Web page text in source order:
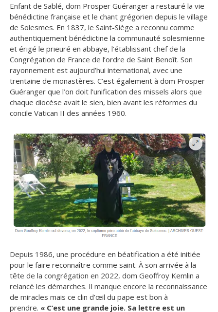
Enfant de Sablé, dom Prosper Guéranger a restauré la vie
bénédictine française et le chant grégorien depuis le village
de Solesmes. En 1837, le Saint-Siège a reconnu comme
authentiquement bénédictine la communauté solesmienne
et érigé le prieuré en abbaye, l’établissant chef de la
Congrégation de France de l’ordre de Saint Benoît. Son
rayonnement est aujourd’hui international, avec une
trentaine de monastères. C’est également à dom Prosper
Guéranger que l’on doit l’unification des missels alors que
chaque diocèse avait le sien, bien avant les réformes du
concile Vatican II des années 1960.
Depuis 1986, une procédure en béatification a été initiée
pour le faire reconnaître comme saint. À son arrivée à la
tête de la congrégation en 2022, dom Geoffroy Kemlin a
relancé les démarches. Il manque encore la reconnaissance
de miracles mais ce clin d’œil du pape est bon à
prendre. « C’est une grande joie. Sa lettre est un